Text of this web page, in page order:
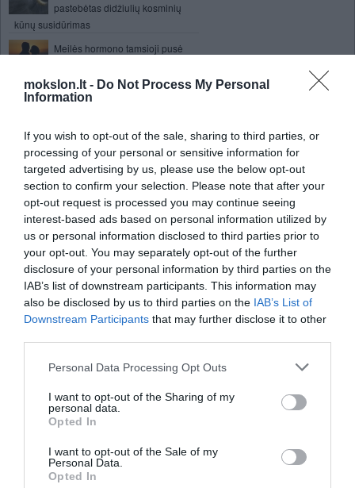
mokslon.lt - Do Not Process My Personal
Information
If you wish to opt-out of the sale, sharing to third parties, or
processing of your personal or sensitive information for
targeted advertising by us, please use the below opt-out
section to confirm your selection. Please note that after your
opt-out request is processed you may continue seeing
interest-based ads based on personal information utilized by
us or personal information disclosed to third parties prior to
your opt-out. You may separately opt-out of the further
disclosure of your personal information by third parties on the
IAB’s list of downstream participants. This information may
also be disclosed by us to third parties on the IAB’s List of
Downstream Participants that may further disclose it to other
Personal Data Processing Opt Outs
I want to opt-out of the Sharing of my
personal data.
Opted In
I want to opt-out of the Sale of my
Personal Data.
Opted In
pastebėtas didžiulių kosminių
kūnų susidūrimas
Meilės hormono tamsioji pusė
Japonija ketina į kosmosą siųsti
humanoidą
rinka auga sparčiausiai
Rusai Sibiro miškuose kuria
įspūdingus kompiuterinius
žaidimus
Ilgas kelias iki grafeno pagrindu veikiančių
prietaisų sukūrimo
Pirmą kartą nufotografuota pavienė
molekulė
Ekstremalioje aplinkoje aptikti
unikalūs mikrobai
Ličio paslaptys
Tamsiosios medžiagos paieškų pabaiga
Tyrimas rodo: Nevisos
kamieninės ląstelės vienodos
Veneros lėtėjimas
Saturno palydovas stebinančiai